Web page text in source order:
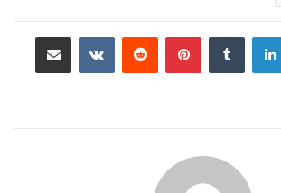
لينكدإن بينتيريست مشاركة عبر البريد